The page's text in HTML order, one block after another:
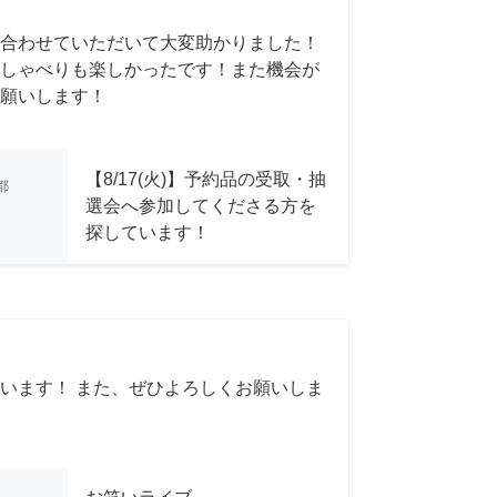
わせていただいて大変助かりました！
ゃべりも楽しかったです！また機会が
いします！
【8/17(火)】予約品の受取・抽
選会へ参加してくださる方を
探しています！
ます！ また、ぜひよろしくお願いしま